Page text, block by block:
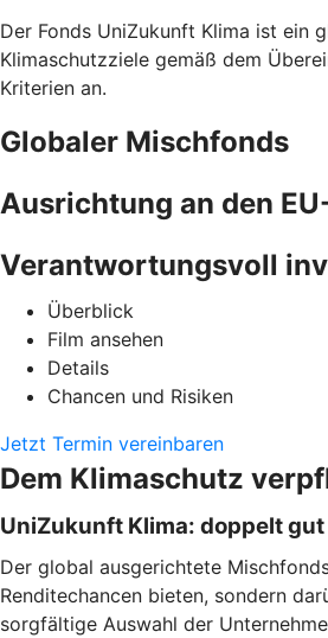
Der Fonds UniZukunft Klima ist ein
Klimaschutzziele gemäß dem
Kriterien an.
Globaler Mischfonds
Ausrichtung an den
Verantwortungsvoll
Überblick
Film ansehen
Details
Chancen und Risiken
Jetzt Termin vereinbaren
Dem Klimaschutz
UniZukunft Klima: doppelt gut
Der global ausgerichtete
Renditechancen bieten, sondern
sorgfältige Auswahl der